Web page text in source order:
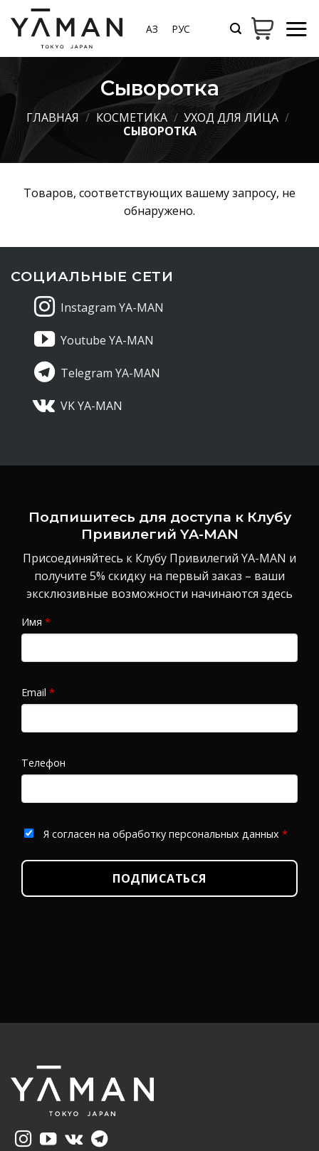
ҚАЗ РУС
Сыворотка
ГЛАВНАЯ / КОСМЕТИКА / УХОД ДЛЯ ЛИЦА /
СЫВОРОТКА
Товаров, соответствующих вашему запросу, не
обнаружено.
СОЦИАЛЬНЫЕ СЕТИ
Instagram YA-MAN
Youtube YA-MAN
Telegram YA-MAN
VK YA-MAN
Подпишитесь для доступа к Клубу
Привилегий YA-MAN
Присоединяйтесь к Клубу Привилегий YA-MAN и
получите 5% скидку на первый заказ – ваши
эксклюзивные возможности начинаются здесь
Имя *
Email *
Телефон
Я согласен на обработку персональных данных *
ПОДПИСАТЬСЯ